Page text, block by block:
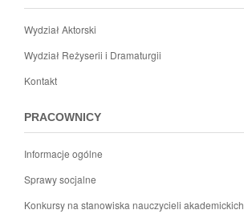
Wydział Aktorski
Wydział Reżyserii i Dramaturgii
Kontakt
PRACOWNICY
Informacje ogólne
Sprawy socjalne
Konkursy na stanowiska nauczycieli akademickich